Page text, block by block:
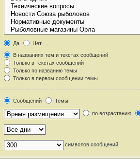
Да
Нет
В названиях тем и текстах сообщений
Только в текстах сообщений
Только по названию темы
Только в первом сообщении темы
Сообщений
Темы
по возрастанию
символов сообщений